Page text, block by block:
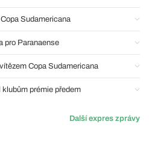
Sudamericana
pro Paranaense
Copa Sudamericana
prémie předem
Další expres zprávy